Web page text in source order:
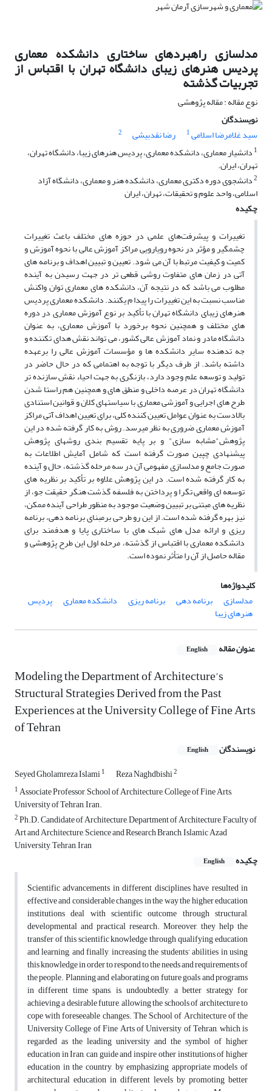
مدلسازی راهبردهای ساختاری دانشکده معماری
پردیس هنرهای زیبای دانشگاه تهران با اقتباس از
تجربیات گذشته
نوع مقاله : مقاله پژوهشی
نویسندگان
سید غلامرضا اسلامی1 رضا نقدبیشی
2
1 دانشیار معماری، دانشکده معماری، پردیس هنرهای زیبا، دانشگاه تهران،
تهران، ایران.
2دانشجوی دوره دکتری معماری، دانشکده هنر و معماری، دانشگاه آزاد
اسلامی، واحد علوم و تحقیقات، تهران، ایران
چکیده
تغییرات و پیشرفت‌های علمی در حوزه های مختلف باعث تغییرات
چشمگیر و مؤثر در نحوه رویارویی مراکز آموزش عالی با نحوه آموزش و
کمیت و کیفیت مرتبط با آن می شود. تعیین و تبیین اهداف و برنامه های
آتی در زمان های متفاوت روشی قطعی تر در جهت رسیدن به آینده
مطلوب می باشد که در نتیجه آن، دانشکده های معماری توان واکنش
مناسب نسبت به این تغییرات را پیدا م یکنند. دانشکده معماری پردیس
هنرهای زیبای دانشگاه تهران با تأکید بر نوع آموزش معماری در دوره
های مختلف و همچنین نحوه برخورد با آموزش معماری، به عنوان
دانشگاه مادر و نماد آموزش عالی کشور، می تواند نقش هدای تکننده و
جه تدهنده سایر دانشکده ها و مؤسسات آموزش عالی را برعهده
داشته باشد. از طرف دیگر با توجه به اهتمامی که در حال حاضر در
تولید و توسعه علم وجود دارد، بازنگری به جهت احیاء نقش سازنده تر
دانشگاه تهران در عرصه داخلی و منطق های و همچنین هم راستا شدن
طرح های اجرایی و آموزشی معماری با سیاستهای کلان و قوانین استنادی
بالادست به عنوان عوامل تعیین کننده کلی، برای تعیین اهداف آتی مراکز
آموزش معماری ضروری به نظر میرسد. روش به کار گرفته شده در این
پژوهش"مشابه سازی" و بر پایه تقسیم بندی روشهای پژوهش
پیشنهادی چپین صورت گرفته است که شامل آمایش اطلاعات به
صورت جامع و مدلسازی مفهومی آن در سه مرحله گذشته، حال و آینده
به کار گرفته شده است. در این پژوهش علاوه بر تأکید بر نظریه های
توسعه ای واقعی تگرا و پرداختن به فلسفه گذشت هنگر حقیقت جو، از
نظریه های مبتنی بر تبیین وضعیت موجود به منظور طراحی آینده ممکن،
نیز بهره گرفته شده است. از این رو طرحی برمبنای برنامه دهی، برنامه
ریزی و ارائه مدل های شبک های با ساختاری پایا و هدفمند برای
دانشکده معماری با اقتباس از گذشته، مرحله اول این طرح پژوهشی و
مقاله حاصل از آن را متأثر نموده است.
کلیدواژه‌ها
مدلسازی
برنامه دهی برنامه ریزی دانشکده معماری پردیس
هنرهای زیبا
عنوان مقاله English
Modeling the Department of Architecture’s
Structural Strategies Derived from the Past
Experiences at the University College of Fine Arts
of Tehran
نویسندگان English
Seyed Gholamreza Islami1 Reza Naghdbishi2
1Associate Professor, School of Architecture, College of Fine Arts,
University of Tehran, Iran.
2Ph.D. Candidate of Architecture, Department of Architecture, Faculty of
Art and Architecture, Science and Research Branch, Islamic Azad
University, Tehran, Iran
چکیده
English
Scientific advancements in different disciplines have resulted in
effective and considerable changes in the way the higher education
institutions deal with scientific outcome through structural,
developmental and practical research. Moreover, they help the
transfer of this scientific knowledge through qualifying education
and learning, and finally, increasing the students’ abilities in using
this knowledge in order to respond to the needs and requirements of
the people. Planning and elaborating on future goals and programs
in different time spans, is, undoubtedly, a better strategy for
achieving a desirable future, allowing the schools of architecture to
cope with foreseeable changes. The School of Architecture of the
University College of Fine Arts of University of Tehran, which is
regarded as the leading university and the symbol of higher
education in Iran, can guide and inspire other institutions of higher
education in the country, by emphasizing appropriate models of
architectural education in different levels by promoting better